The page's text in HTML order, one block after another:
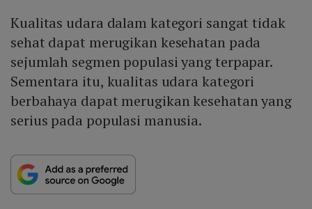
Kualitas udara dalam kategori sangat tidak
sehat dapat merugikan kesehatan pada
sejumlah segmen populasi yang terpapar.
Sementara itu, kualitas udara kategori
berbahaya dapat merugikan kesehatan yang
serius pada populasi manusia.